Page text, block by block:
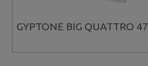
GYPTONE BIG QUATTRO 47